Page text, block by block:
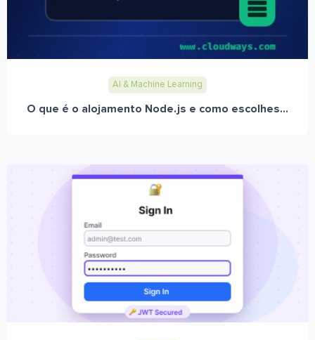
AI & Machine Learning
O que é o alojamento Node.js e como escolhes...